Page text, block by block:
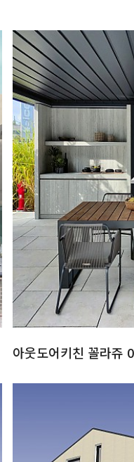
아웃도어키친 꼴라쥬